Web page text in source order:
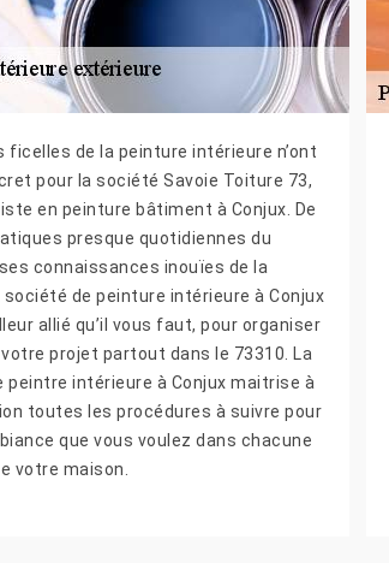
ficelles de la peinture intérieure n’ont
pour la société Savoie Toiture 73,
en peinture bâtiment à Conjux. De
presque quotidiennes du
connaissances inouïes de la
société de peinture intérieure à Conjux
allié qu’il vous faut, pour organiser
projet partout dans le 73310. La
peintre intérieure à Conjux maitrise à
toutes les procédures à suivre pour
que vous voulez dans chacune
votre maison.